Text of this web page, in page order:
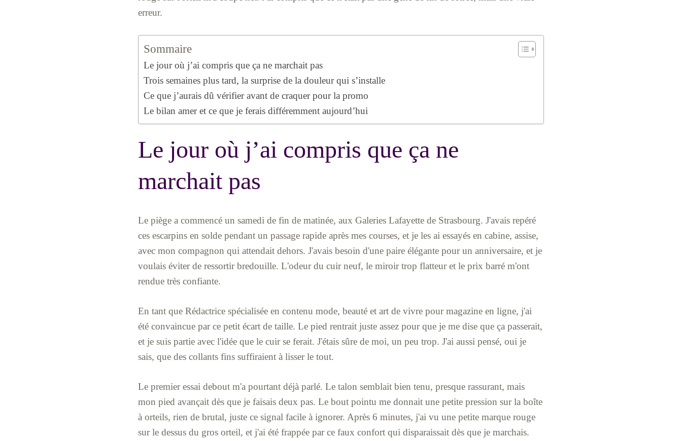
erreur.
Sommaire
Le jour où j’ai compris que ça ne marchait pas
Trois semaines plus tard, la surprise de la douleur qui s’installe
Ce que j’aurais dû vérifier avant de craquer pour la promo
Le bilan amer et ce que je ferais différemment aujourd’hui
Le jour où j’ai compris que ça ne
marchait pas
Le piège a commencé un samedi de fin de matinée, aux Galeries Lafayette de Strasbourg. J'avais repéré
ces escarpins en solde pendant un passage rapide après mes courses, et je les ai essayés en cabine, assise,
avec mon compagnon qui attendait dehors. J'avais besoin d'une paire élégante pour un anniversaire, et je
voulais éviter de ressortir bredouille. L'odeur du cuir neuf, le miroir trop flatteur et le prix barré m'ont
rendue très confiante.
En tant que Rédactrice spécialisée en contenu mode, beauté et art de vivre pour magazine en ligne, j'ai
été convaincue par ce petit écart de taille. Le pied rentrait juste assez pour que je me dise que ça passerait,
et je suis partie avec l'idée que le cuir se ferait. J'étais sûre de moi, un peu trop. J'ai aussi pensé, oui je
sais, que des collants fins suffiraient à lisser le tout.
Le premier essai debout m'a pourtant déjà parlé. Le talon semblait bien tenu, presque rassurant, mais
mon pied avançait dès que je faisais deux pas. Le bout pointu me donnait une petite pression sur la boîte
à orteils, rien de brutal, juste ce signal facile à ignorer. Après 6 minutes, j'ai vu une petite marque rouge
sur le dessus du gros orteil, et j'ai été frappée par ce faux confort qui disparaissait dès que je marchais.